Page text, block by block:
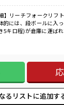
あります！
が必要ですね★
パイ！
】リーチフォークリフ
的には、段ボールに入
5キロ程)が倉庫に運ば
で運搬し、搬送コンベ
ますが、 残業はほとん
悩まずOK♪ ≪初めての
ことにチャレンジする
整っています！ イチか
きましょう！ ≪様々なお
きる、 派遣のお仕事です！ ■
るリストに追加す